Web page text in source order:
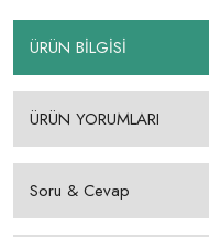
ÜRÜN BİLGİSİ
ÜRÜN YORUMLARI
Soru & Cevap